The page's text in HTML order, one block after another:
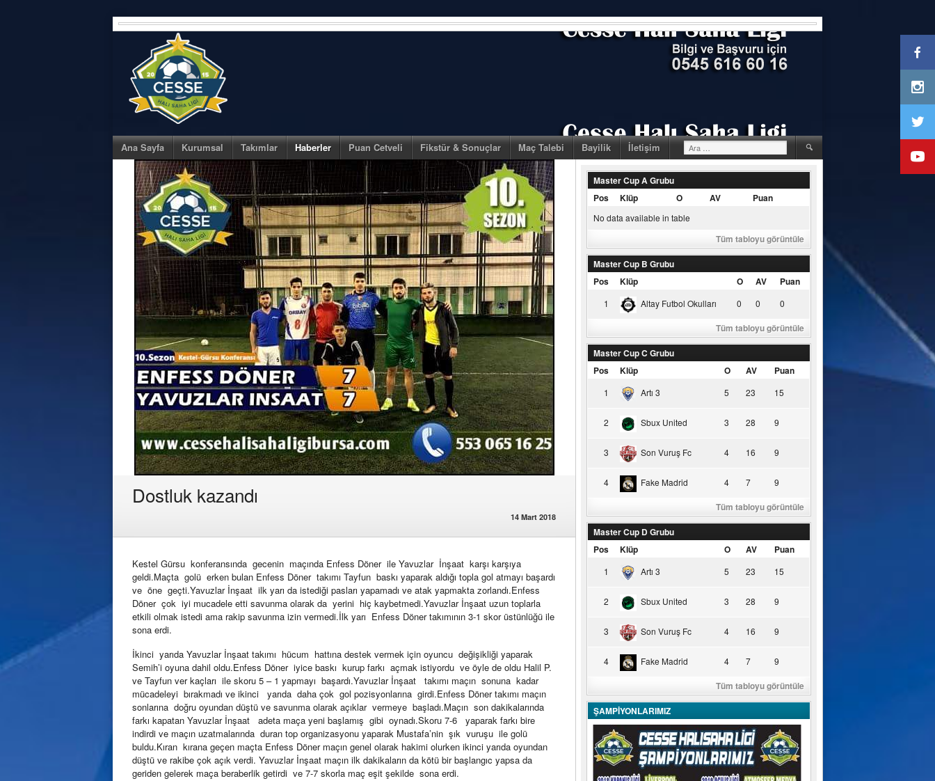
Skip
to
Ana Sayfa Kurumsal Takımlar Haberler Puan Cetveli Fikstür & Sonuçlar Maç Talebi Bayilik İletişim Arama:
Dostluk kazandı
14 Mart 2018
Kestel Gürsu konferansında gecenin maçında Enfess Döner ile Yavuzlar İnşaat karşı karşıya
geldi.Maçta golü erken bulan Enfess Döner takımı Tayfun baskı yaparak aldığı topla gol atmayı başardı
ve öne geçti.Yavuzlar İnşaat ilk yarı da istediği pasları yapamadı ve atak yapmakta zorlandı.Enfess
Döner çok iyi mucadele etti savunma olarak da yerini hiç kaybetmedi.Yavuzlar İnşaat uzun toplarla
etkili olmak istedi ama rakip savunma izin vermedi.İlk yarı Enfess Döner takımının 3-1 skor üstünlüğü ile
sona erdi.
İkinci yarıda Yavuzlar İnşaat takımı hücum hattına destek vermek için oyuncu değişikliği yaparak
Semih’i oyuna dahil oldu.Enfess Döner iyice baskı kurup farkı açmak istiyordu ve öyle de oldu Halil P.
ve Tayfun ver kaçları ile skoru 5 – 1 yapmayı başardı.Yavuzlar İnşaat takımı maçın sonuna kadar
mücadeleyi bırakmadı ve ikinci yarıda daha çok gol pozisyonlarına girdi.Enfess Döner takımı maçın
sonlarına doğru oyundan düştü ve savunma olarak açıklar vermeye başladı.Maçın son dakikalarında
farkı kapatan Yavuzlar İnşaat adeta maça yeni başlamış gibi oynadı.Skoru 7-6 yaparak farkı bire
indirdi ve maçın uzatmalarında duran top organizasyonu yaparak Mustafa’nin şık vuruşu ile golü
buldu.Kıran kırana geçen maçta Enfess Döner maçın genel olarak hakimi olurken ikinci yarıda oyundan
düştü ve rakibe çok açık verdi. Yavuzlar İnşaat maçın ilk dakikaların da kötü bir başlangıc yapsa da
geriden gelerek maça beraberlik getirdi ve 7-7 skorla maç eşit şekilde sona erdi.
Master Cup A Grubu
Pos
Klüp O AV Puan
No data available in table
Tüm tabloyu görüntüle
Master Cup B Grubu
Pos
Klüp O AV Puan
1 Altay Futbol Okulları 0 0 0
Tüm tabloyu görüntüle
Master Cup C Grubu
Pos
Klüp O AV Puan
1 Artı 3 5 23 15
2 Sbux United 3 28 9
3 Son Vuruş Fc 4 16 9
4 Fake Madrid 4 7 9
Tüm tabloyu görüntüle
Master Cup D Grubu
Pos
Klüp O AV Puan
1 Artı 3 5 23 15
2 Sbux United 3 28 9
3 Son Vuruş Fc 4 16 9
4 Fake Madrid 4 7 9
Tüm tabloyu görüntüle
ŞAMPİYONLARIMIZ